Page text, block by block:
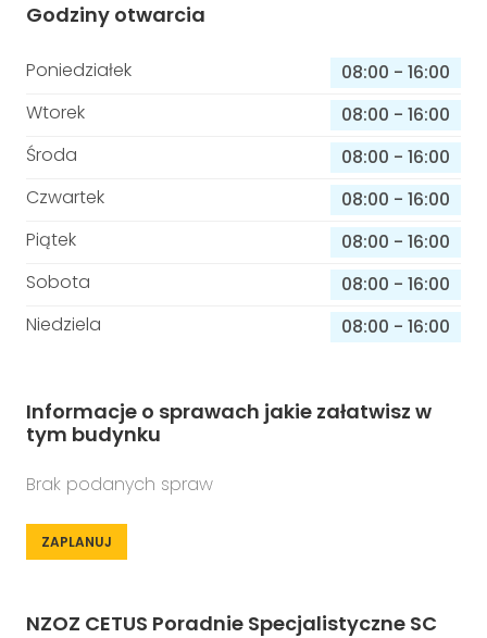
Godziny otwarcia
Poniedziałek 08:00 - 16:00
Wtorek
08:00 - 16:00
Środa
08:00 - 16:00
Czwartek
08:00 - 16:00
Piątek
08:00 - 16:00
Sobota
08:00 - 16:00
Niedziela
08:00 - 16:00
Informacje o sprawach jakie załatwisz w
tym budynku
Brak podanych spraw
ZAPLANUJ
NZOZ CETUS Poradnie Specjalistyczne SC